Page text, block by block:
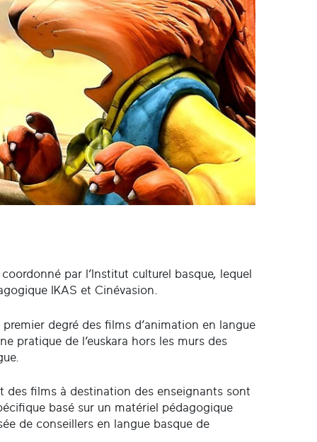
par l’Institut culturel basque, lequel
IKAS et Cinévasion.
degré des films d’animation en langue
pratique de l’euskara hors les murs des
des films à destination des enseignants sont
basé sur un matériel pédagogique
de conseillers en langue basque de